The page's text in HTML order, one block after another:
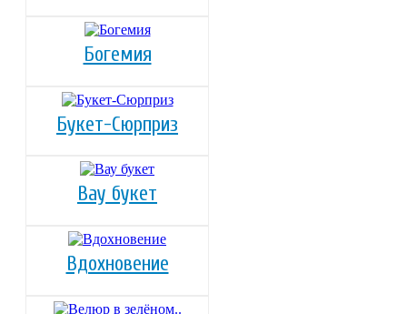
Богемия
Букет-Сюрприз
Вау букет
Вдохновение